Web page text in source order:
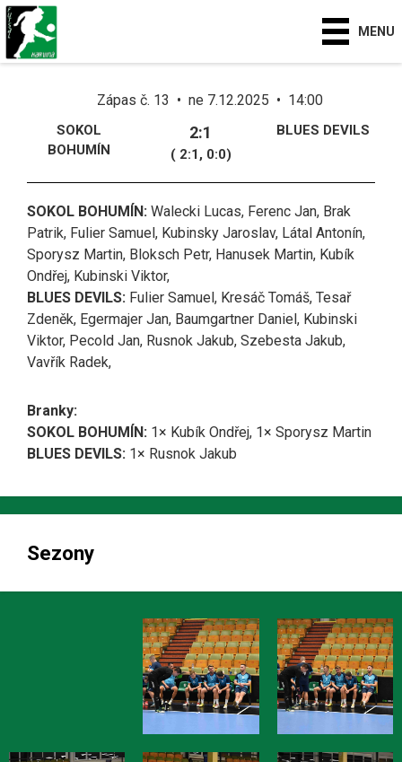
MENU
Zápas č. 13 • ne 7.12.2025 • 14:00
SOKOL
BOHUMÍN
2:1
( 2:1, 0:0)
BLUES DEVILS
SOKOL BOHUMÍN: Walecki Lucas, Ferenc Jan, Brak
Patrik, Fulier Samuel, Kubinsky Jaroslav, Látal Antonín,
Sporysz Martin, Bloksch Petr, Hanusek Martin, Kubík
Ondřej, Kubinski Viktor,
BLUES DEVILS: Fulier Samuel, Kresáč Tomáš, Tesař
Zdeněk, Egermajer Jan, Baumgartner Daniel, Kubinski
Viktor, Pecold Jan, Rusnok Jakub, Szebesta Jakub,
Vavřík Radek,
Branky:
SOKOL BOHUMÍN: 1× Kubík Ondřej, 1× Sporysz Martin
BLUES DEVILS: 1× Rusnok Jakub
Sezony